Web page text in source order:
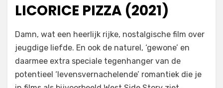
LICORICE PIZZA (2021)
Filmofiel.nl
Damn, wat een heerlijk rijke, nostalgische film over
jeugdige liefde. En ook de naturel, ‘gewone’ en
daarmee extra speciale tegenhanger van de
potentieel ‘levensvernachelende’ romantiek die je